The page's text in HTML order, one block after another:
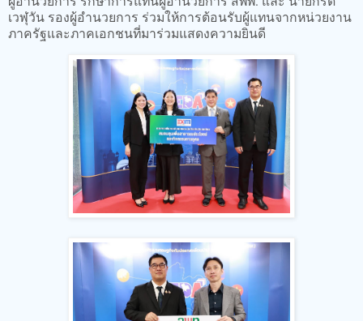
เวฬุวัน รองผู้อำนวยการ ร่วมให้การต้อนรับผู้แทนจากหน่วยงาน
ภาครัฐและภาคเอกชนที่มาร่วมแสดงความยินดี